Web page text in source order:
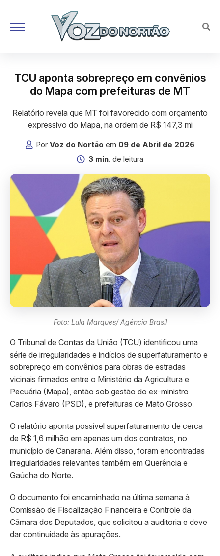
TCU aponta sobrepreço em convênios
do Mapa com prefeituras de MT
Relatório revela que MT foi favorecido com orçamento
expressivo do Mapa, na ordem de R$ 147,3 mi
Por Voz do Nortão em 09 de Abril de 2026
3 min. de leitura
Foto: Lula Marques/ Agência Brasil
O Tribunal de Contas da União (TCU) identificou uma
série de irregularidades e indícios de superfaturamento e
sobrepreço em convênios para obras de estradas
vicinais firmados entre o Ministério da Agricultura e
Pecuária (Mapa), então sob gestão do ex-ministro
Carlos Fávaro (PSD), e prefeituras de Mato Grosso.
O relatório aponta possível superfaturamento de cerca
de R$ 1,6 milhão em apenas um dos contratos, no
município de Canarana. Além disso, foram encontradas
irregularidades relevantes também em Querência e
Gaúcha do Norte.
O documento foi encaminhado na última semana à
Comissão de Fiscalização Financeira e Controle da
Câmara dos Deputados, que solicitou a auditoria e deve
dar continuidade às apurações.